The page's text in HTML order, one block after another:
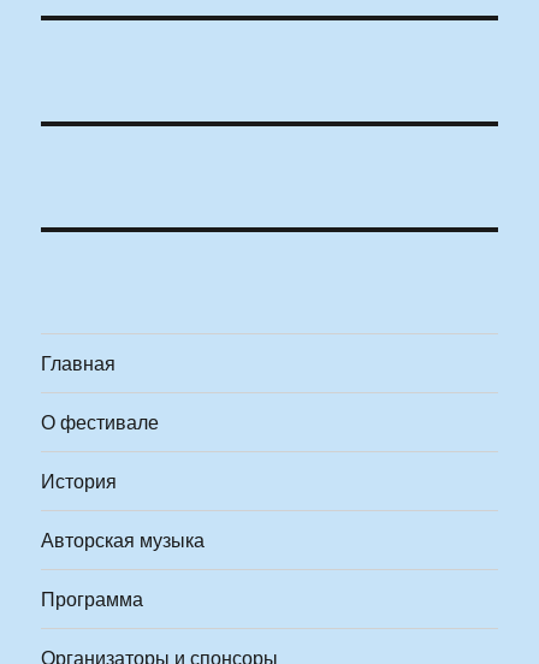
Главная
О фестивале
История
Авторская музыка
Программа
Организаторы и спонсоры